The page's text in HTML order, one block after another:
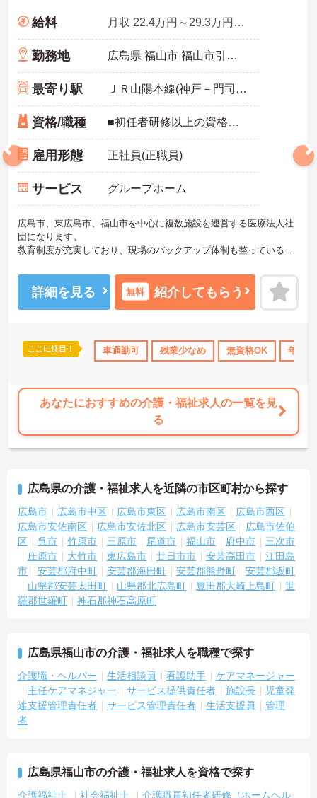
産休･育休･介護休暇取得実績あり 交通費支給
給料 月収 22.4万円～29.3万円程度 ※夜勤4回の場合
勤務地 広島県 福山市 福山市引野町2-11-14
最寄り駅 ＪＲ山陽本線(神戸－門司)「東福山駅」バス・車4分
資格/職種 ■初任者研修以上の資格をお持ちの方 ※介護業務経験必須 ■普通自動車運転免許（AT限定可）
雇用形態 正社員(正職員)
サービス グループホーム
広島市、東広島市、福山市を中心に複数施設を運営する医療法人社
団になります。
教育制度が充実しており、現場のバックアップ体制も整っている環
ます。
ご興味ある方には、面接対策ポイントなど、さらに詳細をお話しい
たしますのでお気軽にご相談ください！
詳細を見る 無料 紹介してもらう
ここに注目！ 車通勤可 残業少なめ 無資格OK 年間
あなたにおすすめの介護・福祉求人の一覧を見
る
広島県の介護・福祉求人を近隣の市区町村から探す
広島市 広島市中区 広島市東区 広島市南区
広島市西区
広島市安佐南区
広島市安佐北区 広島市安芸区
広島市佐伯
区
呉市 竹原市 三原市 尾道市 福山市 府中市
三次市
庄原市
大竹市 東広島市 廿日市市 安芸高田市
江田島
市
安芸郡府中町 安芸郡海田町 安芸郡熊野町
安芸郡坂町
山県郡安芸太田町
山県郡北広島町 豊田郡大崎上島町
世
羅郡世羅町
神石郡神石高原町
広島県福山市の介護・福祉求人を職種で探す
介護職・ヘルパー 生活相談員 看護助手
ケアマネージャー
主任ケアマネジャー
サービス提供責任者 施設長
児童発
達支援管理責任者
サービス管理責任者 生活支援員
管理
者
広島県福山市の介護・福祉求人を資格で探す
介護福祉士 社会福祉士
介護職員初任者研修（ホームヘル